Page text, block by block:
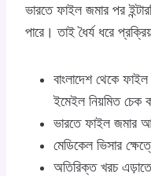
ভারতে ফাইল জমার পর
পারে। তাই ধৈর্য ধরে
বাংলাদেশ থেকে
ইমেইল নিয়মিত চেক
ভারতে ফাইল
মেডিকেল ভিসার
অতিরিক্ত খরচ এড়াতে